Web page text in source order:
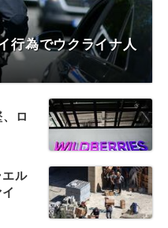
行為でウクライナ人
ロ
ル